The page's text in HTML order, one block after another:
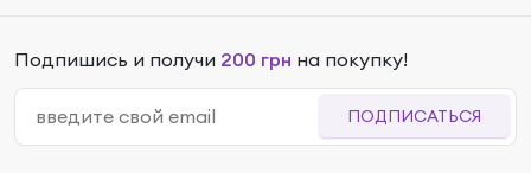
Подпишись и получи 200 грн на покупку!
ПОДПИСАТЬСЯ